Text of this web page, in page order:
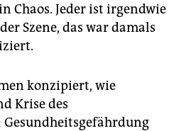
Chaos. Jeder ist irgendwie
Szene, das war damals
konzipiert, wie
Krise des
Gesundheitsgefährdung